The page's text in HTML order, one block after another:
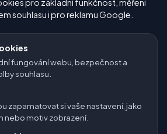
weby o počasí:
🇭🇷 Chorvatsko 🇧🇬 Bulharsko
/ Rakousko / Švýcarsko
Amerika a Španělsko
pro základní funkčnost, měření
souhlasu i pro reklamu Google.
fungování webu, bezpečnost a
souhlasu.
zapamatovat si vaše nastavení, jako
nebo motiv zobrazení.